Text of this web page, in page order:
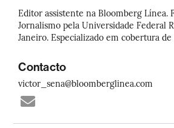
Editor assistente na Bloomberg Línea.
Jornalismo pela Universidade Federal
Janeiro. Especializado em cobertura
Contacto
victor_sena@bloomberglinea.com